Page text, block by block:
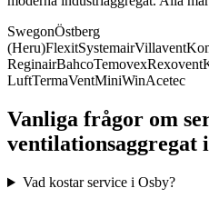
SwegonÖstberg
(Heru)FlexitSystemairVillavent
ReginairBahcoTemovexRexovent
LuftTermaVentMiniWinAcetec
Vanliga frågor om
ventilationsaggregat i
Vad kostar service i Osby?